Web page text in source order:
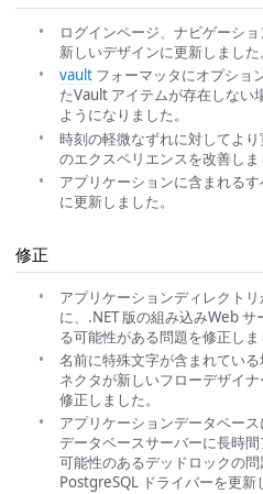
ログインページ、ナビゲーシ
新しいデザインに更新しました。
vault フォーマッタにオプショ
たVault アイテムが存在しない
ようになりました。
時刻の軽微なずれに対してより
のエクスペリエンスを改善しま
アプリケーションに含まれる
に更新しました。
修正
アプリケーションディレクト
に、.NET 版の組み込みWeb
る可能性がある問題を修正しま
名前に特殊文字が含まれてい
ネクタが新しいフローデザイ
修正しました。
アプリケーションデータベー
データベースサーバーに長時
可能性のあるデッドロックの問
PostgreSQL ドライバーを更新